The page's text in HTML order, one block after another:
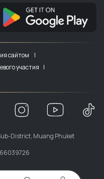
сайтом |
участия |
District, Muang Phuket